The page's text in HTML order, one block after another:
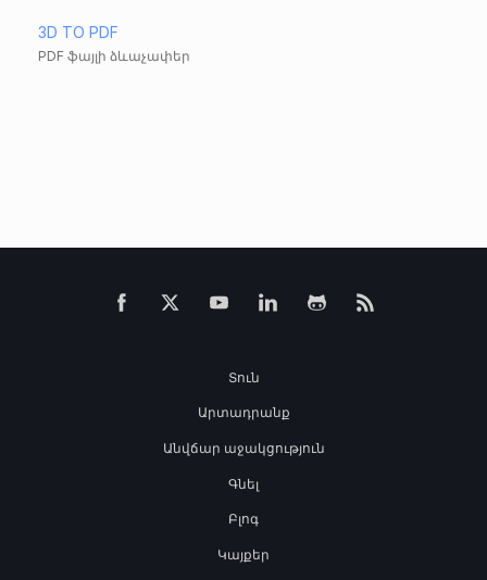
3D TO PDF
PDF ֆայլի ձևաչափեր
Տուն
Արտադրանք
Անվճար աջակցություն
Գնել
Բլոգ
Կայքեր